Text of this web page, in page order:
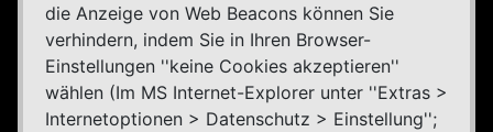
die Anzeige von Web Beacons können Sie
verhindern, indem Sie in Ihren Browser-
Einstellungen ''keine Cookies akzeptieren''
wählen (Im MS Internet-Explorer unter ''Extras >
Internetoptionen > Datenschutz > Einstellung'';